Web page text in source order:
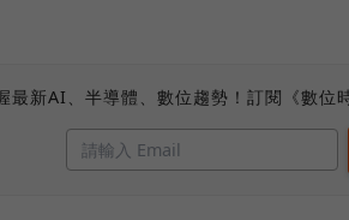
最新AI、半導體、數位趨勢！訂閱《數位